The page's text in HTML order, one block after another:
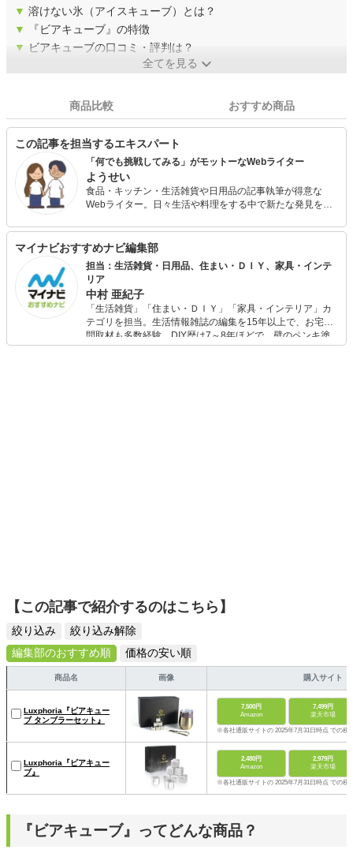
▼ 溶けない氷（アイスキューブ）とは？
▼
『ビアキューブ』の特徴
▼ ビアキューブの口コミ・評判は？
全てを見る
商品比較 おすすめ商品
この記事を担当するエキスパート
「何でも挑戦してみる」がモットーなWebライター
ようせい
食品・キッチン・生活雑貨や日用品の記事執筆が得意な
Webライター。日々生活や料理をする中で新たな発見を楽
者の方からの辛口意見をはじめ、さまざまなご意見に耳を
傾けながら記事作りに全力を注ぎます。
マイナビおすすめナビ編集部
担当：生活雑貨・日用品、住まい・ＤＩＹ、家具・インテ
リア
中村 亜紀子
「生活雑貨」「住まい・ＤＩＹ」「家具・インテリア」カ
テゴリを担当。生活情報雑誌の編集を15年以上で、お宅訪
問取材も多数経験。DIY歴は7～8年ほどで、壁のペンキ塗
りや壁紙チェンジなどもチャレンジ済み。初心者でもモノ
【この記事で紹介するのはこちら】
絞り込み
絞り込み解除
編集部のおすすめ順
価格の安い順
商品名 画像 購入サイト
Luxphoria『ビアキュー
ブ タンブラーセット』
7,500円
Amazon
7,499円
楽天市場
※各社通販サイトの 2025年7月31日時点 での税
Luxphoria『ビアキュー
ブ』
2,480円
Amazon
2,979円
楽天市場
※各社通販サイトの 2025年7月31日時点 での税
『ビアキューブ』ってどんな商品？